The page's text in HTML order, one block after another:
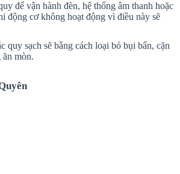
để vận hành đèn, hệ thống âm thanh hoặc
động cơ không hoạt động vì điều này sẽ
quy sạch sẽ bằng cách loại bỏ bụi bẩn, cặn
ăn mòn.